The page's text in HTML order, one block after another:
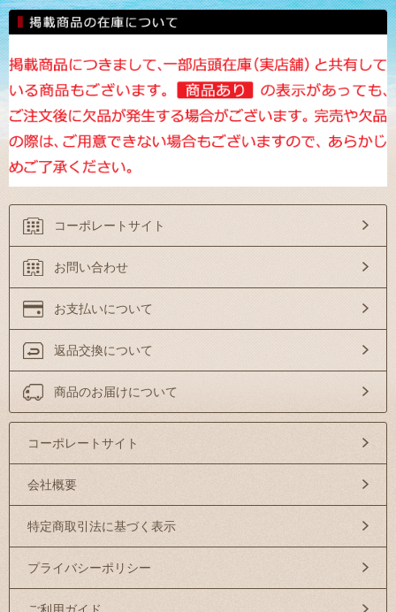
コーポレートサイト
お問い合わせ
お支払いについて
返品交換について
商品のお届けについて
コーポレートサイト
会社概要
特定商取引法に基づく表示
プライバシーポリシー